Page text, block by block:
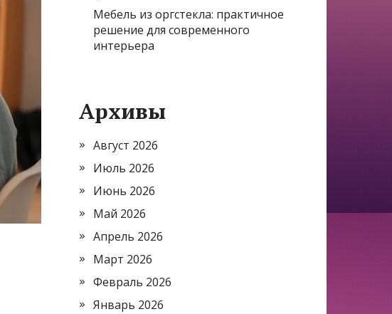
Мебель из оргстекла: практичное
решение для современного
интерьера
Архивы
Август 2026
Июль 2026
Июнь 2026
Май 2026
Апрель 2026
Март 2026
Февраль 2026
Январь 2026